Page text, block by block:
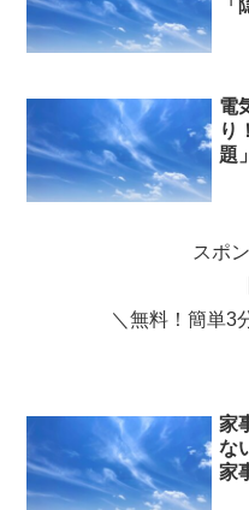
電
り
題
スポ
＼無料！簡単3
家
な
家